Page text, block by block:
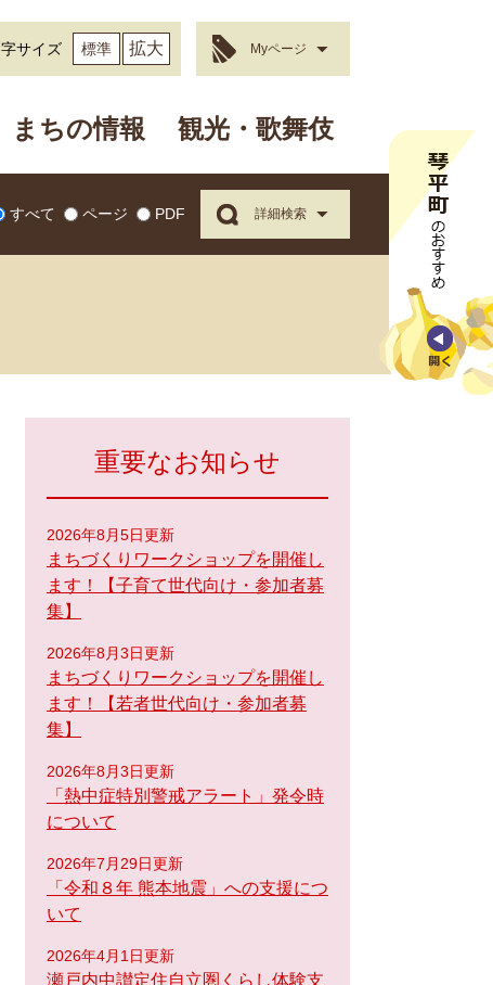
サイズ 標準 拡大 Myページ
まちの情報 観光・歌舞伎
すべて ページ PDF 詳細検索
重要なお知らせ
2026年8月5日更新
まちづくりワークショップを開催し
ます！【子育て世代向け・参加者募
集】
2026年8月3日更新
まちづくりワークショップを開催し
ます！【若者世代向け・参加者募
集】
2026年8月3日更新
「熱中症特別警戒アラート」発令時
について
2026年7月29日更新
「令和８年 熊本地震」への支援につ
いて
2026年4月1日更新
瀬戸内中讃定住自立圏くらし体験支